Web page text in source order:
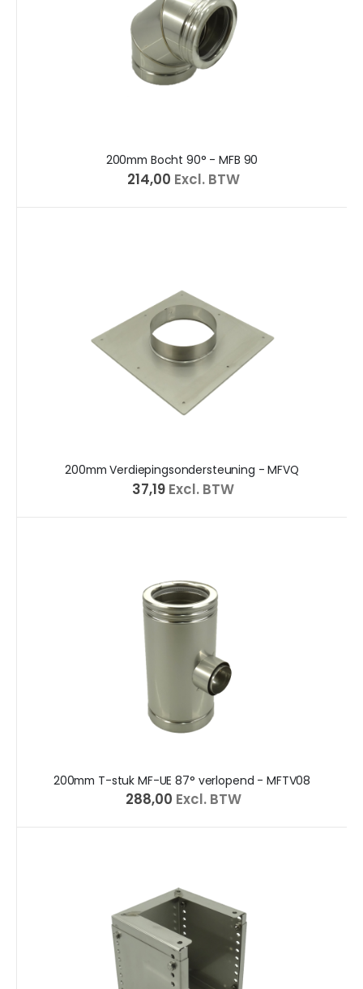
200mm Bocht 90° - MFB 90
€ 214,00 Excl. BTW
200mm Verdiepingsondersteuning - MFVQ
€ 37,19 Excl. BTW
200mm T-stuk MF-UE 87° verlopend - MFTV08
€ 288,00 Excl. BTW